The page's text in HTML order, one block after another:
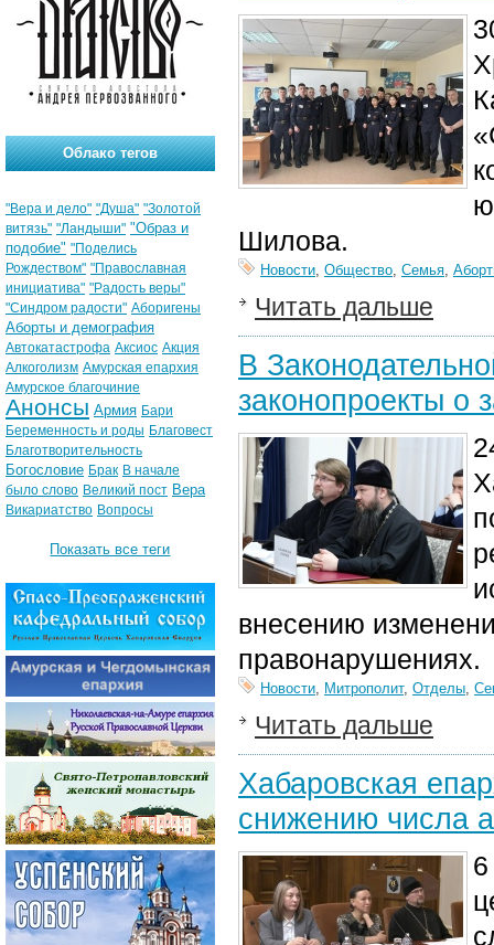
Шилова.
Новости, Общество, Семья,
Читать дальше
В
законопроекты о
внесению
правонарушениях.
Новости, Митрополит, Отделы,
Читать дальше
Хабаровская
снижению числа
Облако тегов
"Вера и дело" "Душа" "Золотой
витязь" "Ландыши" "Образ и
подобие" "Поделись
Рождеством" "Православная
инициатива" "Радость веры"
"Синдром радости" Аборигены
Аборты и демография
Автокатастрофа Аксиос Акция
Алкоголизм Амурская епархия
Амурское благочиние
Анонсы Армия Бари
Беременность и роды Благовест
Благотворительность
Богословие Брак В начале
было слово Великий пост Вера
Викариатство Вопросы
Показать все теги